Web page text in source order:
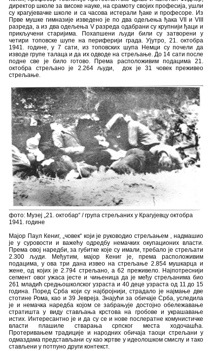
директор школе за високе науке, на срамоту својих професија, ушли
су крагујевачке школе и са часова истерали ђаке и професоре. Из
Прве мушке гимназије изведено је по два одељења ђака VII и VIII
разреда, а из два одељења V разреда одабрани су крупнији ђаци и
прикључени старијима. Похапшени људи били су затворени у
четири топовске шупе на периферији града. Ујутро, 21. октобра
1941. године, у 7 сати, из топовских шупа Немци су почели да
изводе групе талаца и да их одводе на стрељање. До 14 сати после
подне све је било готово. Према расположивим подацима 21.
октобра стрељано је 2.264 људи, док је 31 човек преживео
стрељање.
фото: Музеј „21. октобар“ / група стрељаних у Крагујевцу октобра
1941. године
Мајор Паул Кениг, „човек“ који је руководио стрељањем , надмашио
је у суровости и важећу одредбу немачких окупационих власти.
Према овој наредби, за губитке које су имали, требало је стрељати
2.300 људи. Међутим, мајор Кениг је, према расположивим
подацима, у ова три дана извео на стрељање 2.854 мушкарца и
жене, од којих је 2.794 стрељано, а 62 преживело. Најпотреснији
сегмент овог ужаса јесте и чињеница да је међу стрељанима био
261 младић средњошколског узраста и 40 деце узраста од 11 до 15
година. Поред Срба који су најбројнији, страдало је најмање две
стотине Рома, као и 39 Јевреја. Знајући за обичаје Срба, уследила
је и немачка наредба којом се забрањује достојно обележавање
стратишта у виду стављања крстова на гробове и украшавање
истих. Интересантно је и да су се и нове послератне комунистичке
власти плашиле стварања српског места ходочашћа.
Протеривањем традиције и народних обичаја таоци стрељани у
одмаздама представљани су као жртве у идеолошком смислу и тако
стављени у потпуно други контекст.